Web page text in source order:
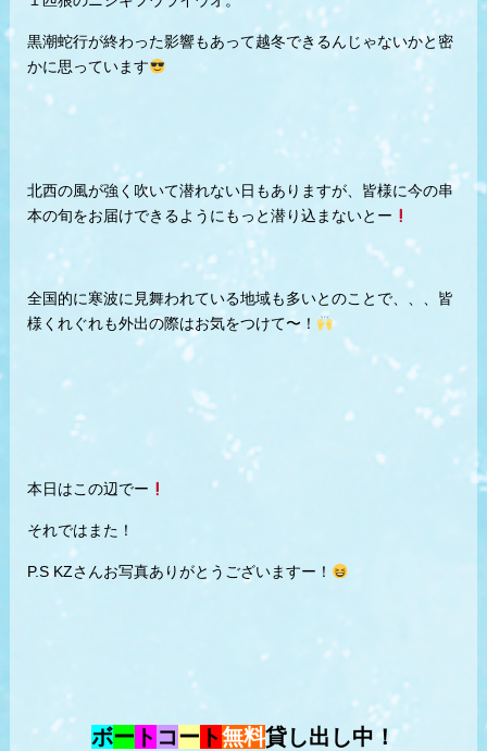
黒潮蛇行が終わった影響もあって越冬できるんじゃないかと密
かに思っています
北西の風が強く吹いて潜れない日もありますが、皆様に今の串
本の旬をお届けできるようにもっと潜り込まないとー
全国的に寒波に見舞われている地域も多いとのことで、、、皆
様くれぐれも外出の際はお気をつけて〜！
本日はこの辺でー
それではまた！
P.S KZさんお写真ありがとうございますー！
ボー ト コー ト無料貸し出し中！